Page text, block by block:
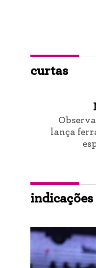
curtas
lança
indicações